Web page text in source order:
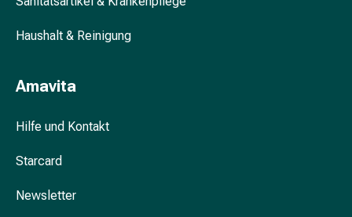
Dekolletépflege
Körperpeeling
Körperöl
Seife
Haushalt & Reinigung
Amavita
Hilfe und Kontakt
Starcard
Newsletter